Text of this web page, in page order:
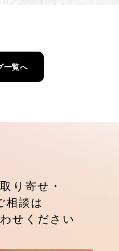
一覧へ
り寄せ・
相談は
せください